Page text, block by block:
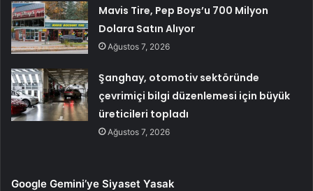
Mavis Tire, Pep Boys’u 700 Milyon
Dolara Satın Alıyor
Ağustos 7, 2026
Şanghay, otomotiv sektöründe
çevrimiçi bilgi düzenlemesi için büyük
üreticileri topladı
Ağustos 7, 2026
Google Gemini’ye Siyaset Yasak